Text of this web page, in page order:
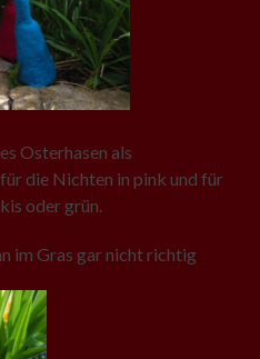
Osterhasen als
die Nichten in pink und für
oder grün.
im Gras gar nicht richtig